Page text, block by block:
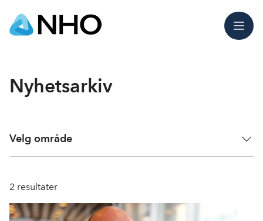
Meny
Nyhetsarkiv
Velg område
2 resultater